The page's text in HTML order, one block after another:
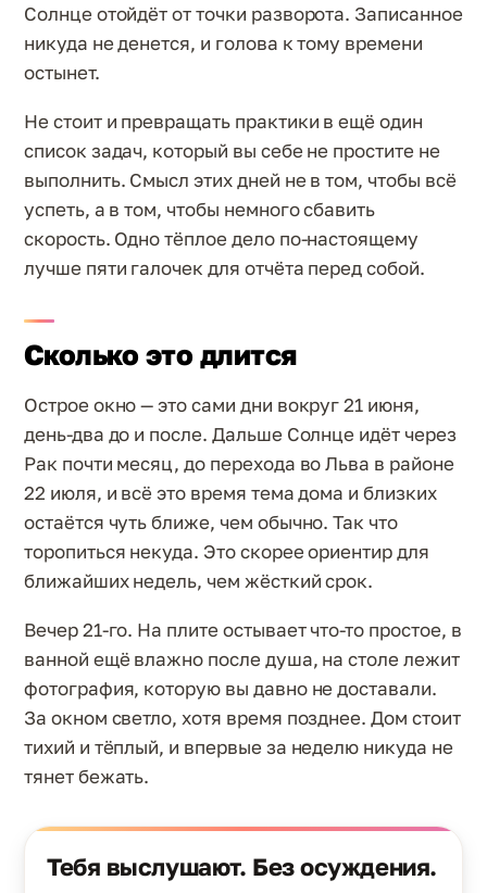
Солнце отойдёт от точки разворота. Записанное
никуда не денется, и голова к тому времени
остынет.
Не стоит и превращать практики в ещё один
список задач, который вы себе не простите не
выполнить. Смысл этих дней не в том, чтобы всё
успеть, а в том, чтобы немного сбавить
скорость. Одно тёплое дело по-настоящему
лучше пяти галочек для отчёта перед собой.
Сколько это длится
Острое окно — это сами дни вокруг 21 июня,
день-два до и после. Дальше Солнце идёт через
Рак почти месяц, до перехода во Льва в районе
22 июля, и всё это время тема дома и близких
остаётся чуть ближе, чем обычно. Так что
торопиться некуда. Это скорее ориентир для
ближайших недель, чем жёсткий срок.
Вечер 21-го. На плите остывает что-то простое, в
ванной ещё влажно после душа, на столе лежит
фотография, которую вы давно не доставали.
За окном светло, хотя время позднее. Дом стоит
тихий и тёплый, и впервые за неделю никуда не
тянет бежать.
Тебя выслушают. Без осуждения.